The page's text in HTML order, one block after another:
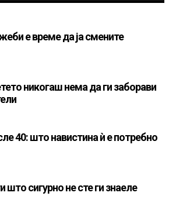
е време да ја смените
никогаш нема да ги заборави
40: што навистина ѝ е потребно
што сигурно не сте ги знаеле